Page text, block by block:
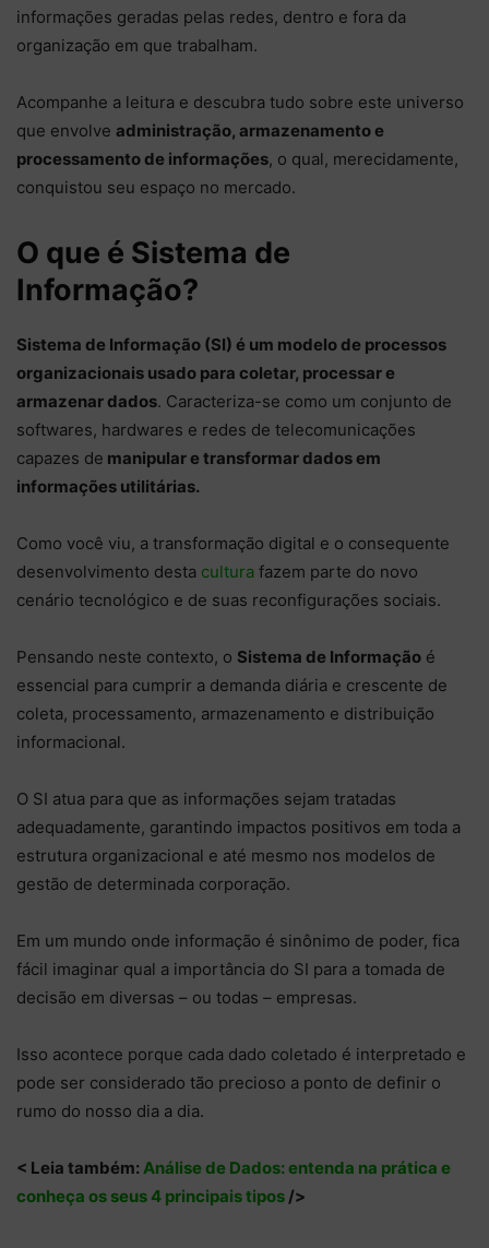
informações geradas pelas redes, dentro e fora da
organização em que trabalham.
Acompanhe a leitura e descubra tudo sobre este universo
que envolve administração, armazenamento e
processamento de informações, o qual, merecidamente,
conquistou seu espaço no mercado.
O que é Sistema de
Informação?
Sistema de Informação (SI) é um modelo de processos
organizacionais usado para coletar, processar e
armazenar dados. Caracteriza-se como um conjunto de
softwares, hardwares e redes de telecomunicações
capazes de manipular e transformar dados em
informações utilitárias.
Como você viu, a transformação digital e o consequente
desenvolvimento desta cultura fazem parte do novo
cenário tecnológico e de suas reconfigurações sociais.
Pensando neste contexto, o Sistema de Informação é
essencial para cumprir a demanda diária e crescente de
coleta, processamento, armazenamento e distribuição
informacional.
O SI atua para que as informações sejam tratadas
adequadamente, garantindo impactos positivos em toda a
estrutura organizacional e até mesmo nos modelos de
gestão de determinada corporação.
Em um mundo onde informação é sinônimo de poder, fica
fácil imaginar qual a importância do SI para a tomada de
decisão em diversas – ou todas – empresas.
Isso acontece porque cada dado coletado é interpretado e
pode ser considerado tão precioso a ponto de definir o
rumo do nosso dia a dia.
< Leia também: Análise de Dados: entenda na prática e
conheça os seus 4 principais tipos />